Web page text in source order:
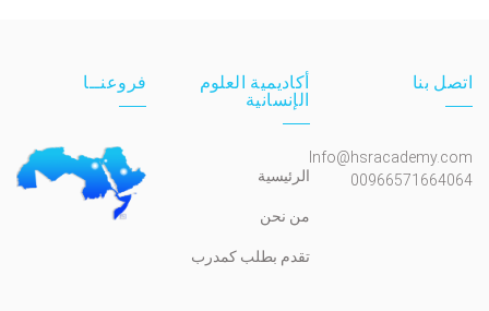
اتصل بنا
Info@hsracademy.com
00966571664064
أكاديمية العلوم
الإنسانية
الرئيسية
من نحن
تقدم بطلب كمدرب
فروعنــا